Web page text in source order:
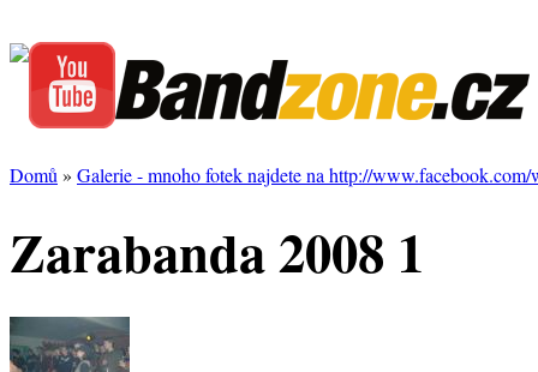
Domů » Galerie - mnoho fotek najdete na http://www.facebook.com/
Zarabanda 2008 1